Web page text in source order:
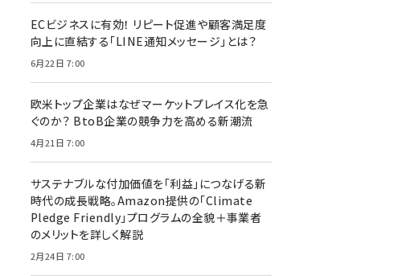
ECビジネスに有効！ リピート促進や顧客満足度
向上に直結する「LINE通知メッセージ」とは？
6月22日 7:00
欧米トップ企業はなぜマーケットプレイス化を急
ぐのか？ BtoB企業の競争力を高める新潮流
4月21日 7:00
サステナブルな付加価値を「利益」につなげる新
時代の成長戦略。Amazon提供の「Climate
Pledge Friendly」プログラムの全貌＋事業者
のメリットを詳しく解説
2月24日 7:00